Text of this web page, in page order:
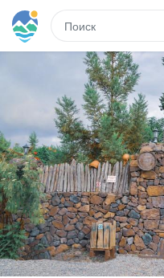
РЕГИСТРАЦИЯ
Туры
Гостиницы
Транспорт